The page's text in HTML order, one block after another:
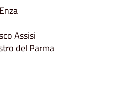
Assisi
del Parma